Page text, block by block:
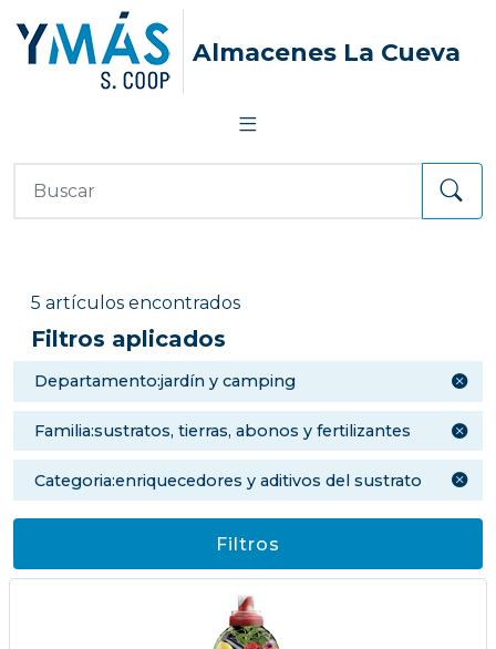
Almacenes La Cueva
5 artículos encontrados
Filtros aplicados
departamento:jardín y camping
familia:sustratos, tierras, abonos y fertilizantes
categoria:enriquecedores y aditivos del sustrato
Filtros